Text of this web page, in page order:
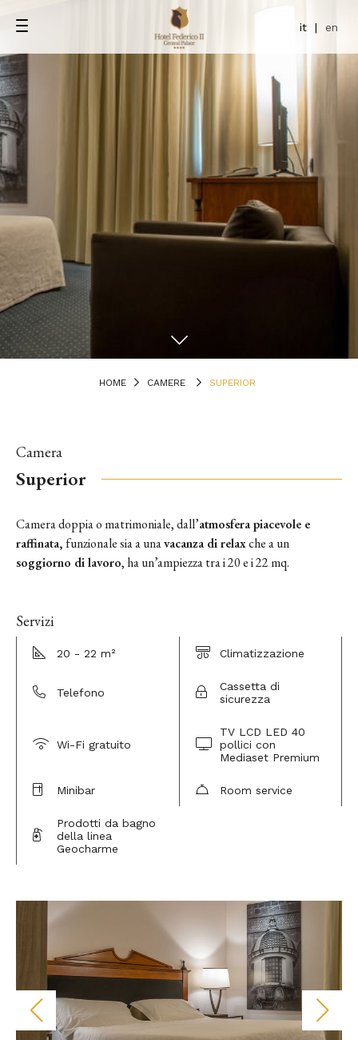
it | en
HOME CAMERE SUPERIOR
Camera
Superior
Camera doppia o matrimoniale, dall’atmosfera piacevole e
raffinata, funzionale sia a unavacanza di relaxche a un
soggiorno di lavoro, ha un’ampiezza tra i 20 e i 22 mq.
Servizi
20 - 22 m² Climatizzazione
Telefono
Cassetta di
sicurezza
Wi-Fi gratuito
TV LCD LED 40
pollici con
Mediaset Premium
Minibar Room service
Prodotti da bagno
della linea
Geocharme